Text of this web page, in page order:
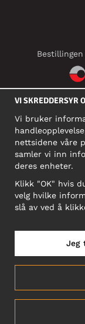
NB! Ikke bruk
VI SKREDDERSYR
Vi bruker
nettsidene våre
samler vi inn
deres enheter.
Klikk "OK" hvis
velg hvilke
slå av ved å
Jeg